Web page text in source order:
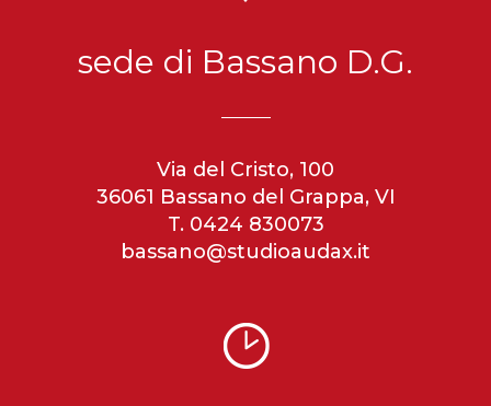
sede di Bassano D.G.
Via del Cristo, 100
36061 Bassano del Grappa, VI
T. 0424 830073
bassano@studioaudax.it